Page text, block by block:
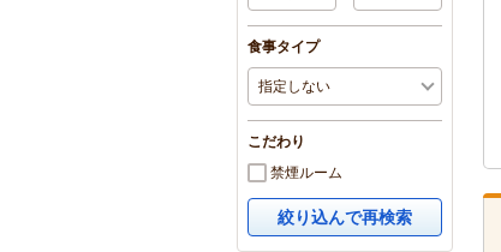
食事タイプ
こだわり
禁煙ルーム
絞り込んで再検索